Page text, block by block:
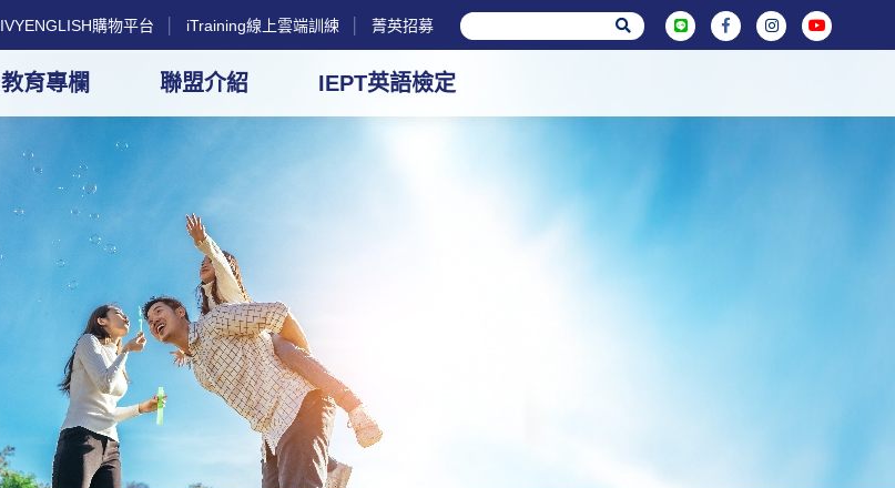
IVYENGLISH購物平台 iTraining線上雲端訓練 菁英招募
教育專欄 聯盟介紹 IEPT英語檢定